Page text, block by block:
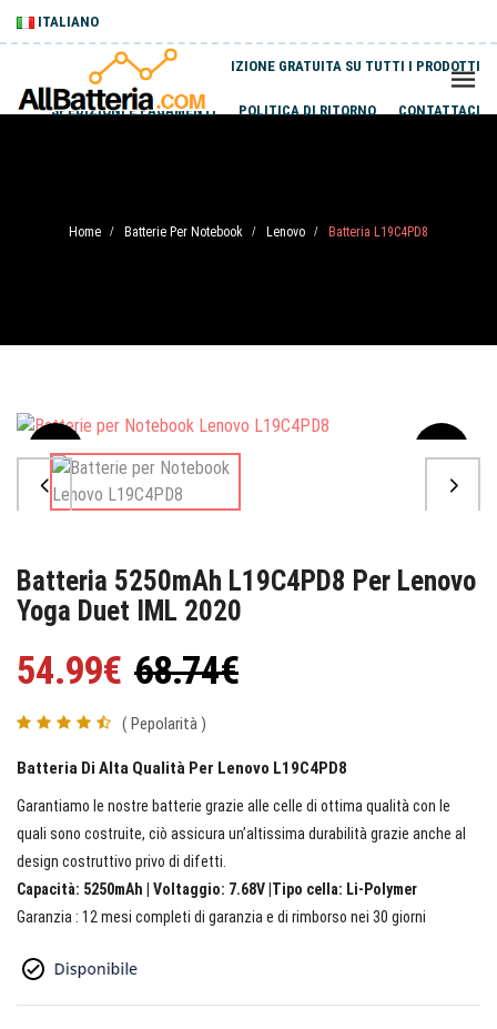
ITALIANO
SPEDIZIONE GRATUITA SU TUTTI I PRODOTTI
SPEDIZIONI E PAGAMENTI POLITICA DI RITORNO CONTATTACI
Home / Batterie Per Notebook / Lenovo / Batteria L19C4PD8
Sale
Batteria 5250mAh L19C4PD8 Per Lenovo
Yoga Duet IML 2020
54.99€ 68.74€
( Pepolarità )
Batteria Di Alta Qualità Per Lenovo L19C4PD8
Garantiamo le nostre batterie grazie alle celle di ottima qualità con le
quali sono costruite, ciò assicura un’altissima durabilità grazie anche al
design costruttivo privo di difetti.
Capacità: 5250mAh | Voltaggio: 7.68V |Tipo cella: Li-Polymer
Garanzia : 12 mesi completi di garanzia e di rimborso nei 30 giorni